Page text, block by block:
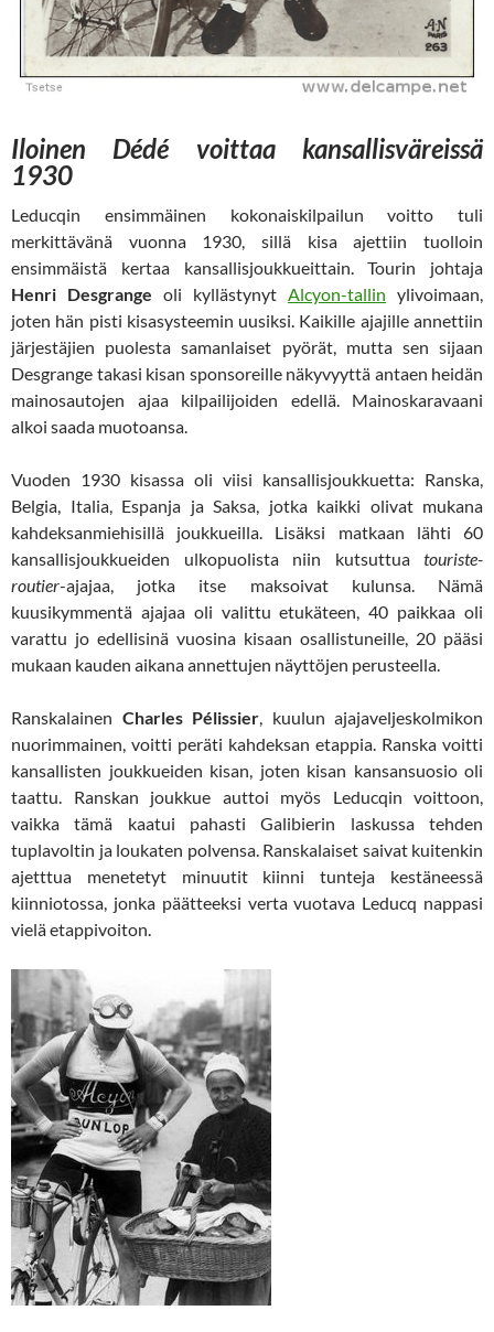
Iloinen Dédé voittaa kansallisväreissä
1930
Leducqin
ensimmäinen kokonaiskilpailun voitto tuli
merkittävänä vuonna 1930, sillä kisa ajettiin tuolloin
ensimmäistä kertaa kansallisjoukkueittain. Tourin johtaja
Henri Desgrange oli kyllästynyt Alcyon-tallin ylivoimaan,
joten hän pisti kisasysteemin uusiksi. Kaikille ajajille annettiin
järjestäjien puolesta samanlaiset pyörät, mutta sen sijaan
Desgrange takasi kisan sponsoreille näkyvyyttä antaen heidän
mainosautojen ajaa kilpailijoiden edellä. Mainoskaravaani
alkoi saada muotoansa.
Vuoden 1930 kisassa oli viisi kansallisjoukkuetta: Ranska,
Belgia, Italia, Espanja ja Saksa, jotka kaikki olivat mukana
kahdeksanmiehisillä joukkueilla. Lisäksi matkaan lähti 60
kansallisjoukkueiden ulkopuolista niin kutsuttua touriste-
routier-ajajaa, jotka itse maksoivat kulunsa. Nämä
kuusikymmentä ajajaa oli valittu etukäteen, 40 paikkaa oli
varattu jo edellisinä vuosina kisaan osallistuneille, 20 pääsi
mukaan kauden aikana annettujen näyttöjen perusteella.
Ranskalainen Charles Pélissier, kuulun ajajaveljeskolmikon
nuorimmainen, voitti peräti kahdeksan etappia. Ranska voitti
kansallisten joukkueiden kisan, joten kisan kansansuosio oli
taattu. Ranskan joukkue auttoi myös Leducqin voittoon,
vaikka tämä kaatui pahasti Galibierin laskussa tehden
tuplavoltin ja loukaten polvensa. Ranskalaiset saivat kuitenkin
ajetttua menetetyt minuutit kiinni tunteja kestäneessä
kiinniotossa, jonka päätteeksi verta vuotava Leducq nappasi
vielä etappivoiton.